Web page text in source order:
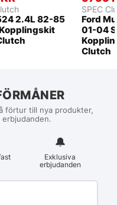
2.4L 82-85
SPEC
Ford
01-04
Clutch
förtur till nya produkter,
🔔
Exklusiva
erbjudanden